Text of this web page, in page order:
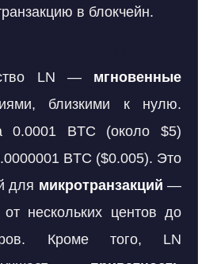
в блокчейн.
LN — мгновенные
близкими к нулю.
0.0001 BTC (около $5)
BTC ($0.005). Это
для микротранзакций —
нескольких центов до
Кроме того, LN